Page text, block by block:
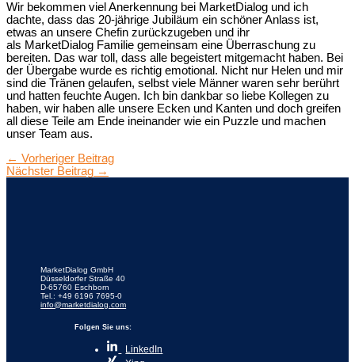
Wir bekommen viel Anerkennung bei MarketDialog und ich
dachte, dass das 20-jährige Jubiläum ein schöner Anlass ist,
etwas an unsere Chefin zurückzugeben und ihr
als MarketDialog Familie gemeinsam eine Überraschung zu
bereiten. Das war toll, dass alle begeistert mitgemacht haben. Bei
der Übergabe wurde es richtig emotional. Nicht nur Helen und mir
sind die Tränen gelaufen, selbst viele Männer waren sehr berührt
und hatten feuchte Augen. Ich bin dankbar so liebe Kollegen zu
haben, wir haben alle unsere Ecken und Kanten und doch greifen
all diese Teile am Ende ineinander wie ein Puzzle und machen
unser Team aus.
← Vorheriger Beitrag
Nächster Beitrag →
MarketDialog GmbH
Düsseldorfer Straße 40
D-65760 Eschborn
Tel.: +49 6196 7695-0
info@marketdialog.com
Folgen Sie uns:
LinkedIn